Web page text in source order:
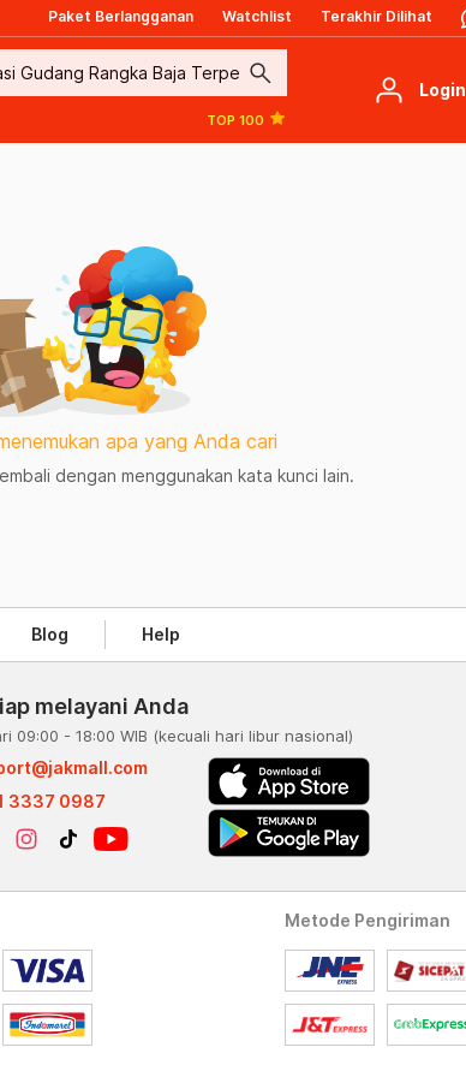
Paket Berlangganan Watchlist Terakhir Dilihat
search
TOP 100
Login
apa yang Anda cari
dengan menggunakan kata kunci lain.
Blog Help
melayani Anda
09:00 - 18:00 WIB (kecuali hari libur nasional)
3337 0987
Metode Pengiriman